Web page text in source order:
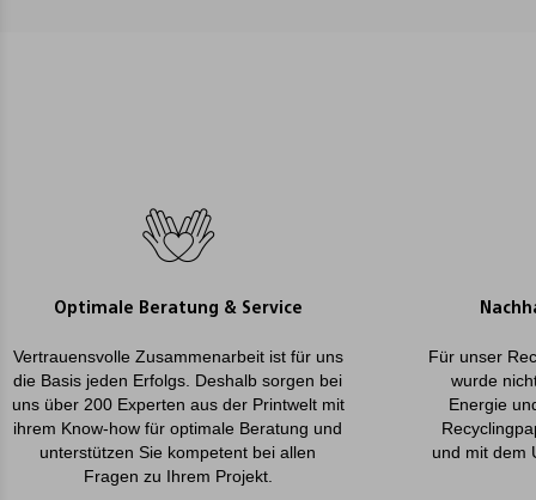
Optimale Beratung & Service
Vertrauensvolle Zusammenarbeit ist für uns
die Basis jeden Erfolgs. Deshalb sorgen bei
uns über 200 Experten aus der Printwelt mit
ihrem Know-how für optimale Beratung und
unterstützen Sie kompetent bei allen
Fragen zu Ihrem Projekt.
Für unser
wurde
Energie
und mit dem